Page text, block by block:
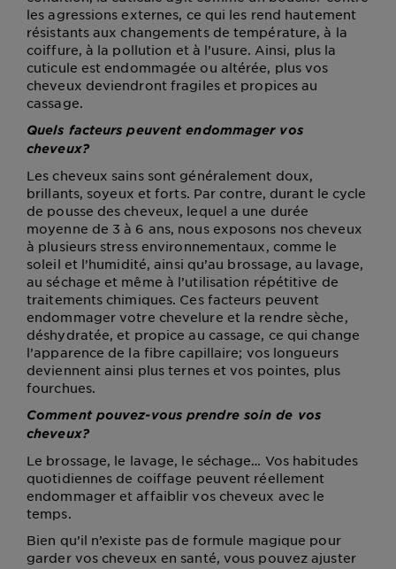
les agressions externes, ce qui les rend hautement
résistants aux changements de température, à la
coiffure, à la pollution et à l’usure. Ainsi, plus la
cuticule est endommagée ou altérée, plus vos
cheveux deviendront fragiles et propices au
cassage.
Quels facteurs peuvent endommager vos
cheveux?
Les cheveux sains sont généralement doux,
brillants, soyeux et forts. Par contre, durant le cycle
de pousse des cheveux, lequel a une durée
moyenne de 3 à 6 ans, nous exposons nos cheveux
à plusieurs stress environnementaux, comme le
soleil et l’humidité, ainsi qu’au brossage, au lavage,
au séchage et même à l’utilisation répétitive de
traitements chimiques. Ces facteurs peuvent
endommager votre chevelure et la rendre sèche,
déshydratée, et propice au cassage, ce qui change
l’apparence de la fibre capillaire; vos longueurs
deviennent ainsi plus ternes et vos pointes, plus
fourchues.
Comment pouvez-vous prendre soin de vos
cheveux?
Le brossage, le lavage, le séchage… Vos habitudes
quotidiennes de coiffage peuvent réellement
endommager et affaiblir vos cheveux avec le
temps.
Bien qu’il n’existe pas de formule magique pour
garder vos cheveux en santé, vous pouvez ajuster